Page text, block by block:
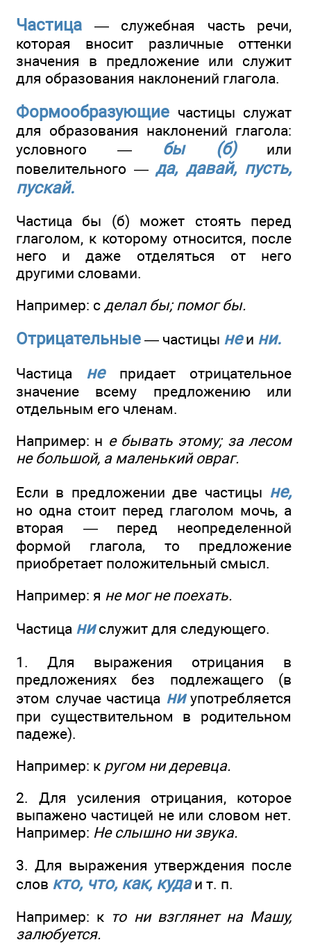
Частица — служебная часть речи,
которая вносит различные оттенки
значения в предложение или служит
для образования наклонений глагола.
Формообразующие частицы служат
для образования наклонений глагола:
условного — бы (б)или
повелительного — да, давай, пусть,
пускай.
Частица бы (б) может стоять перед
глаголом, к которому относится, после
него и даже отделяться от него
другими словами.
Например: с делал бы; помог бы.
Отрицательные — частицы неи ни.
Частица непридает отрицательное
значение всему предложению или
отдельным его членам.
Например: н е бывать этому; за лесом
не большой, а маленький овраг.
Если в предложении две частицы не,
но одна стоит перед глаголом мочь, а
вторая — перед неопределенной
формой глагола, то предложение
приобретает положительный смысл.
Например: я не мог не поехать.
Частица нислужит для следующего.
1. Для выражения отрицания в
предложениях без подлежащего (в
этом случае частица ниупотребляется
при существительном в родительном
падеже).
Например: к ругом ни деревца.
2. Для усиления отрицания, которое
выпажено частицей не или словом нет.
Например: Не слышно ни звука.
3. Для выражения утверждения после
слов кто, что, как, кудаи т. п.
Например: к то ни взглянет на Машу,
залюбуется.